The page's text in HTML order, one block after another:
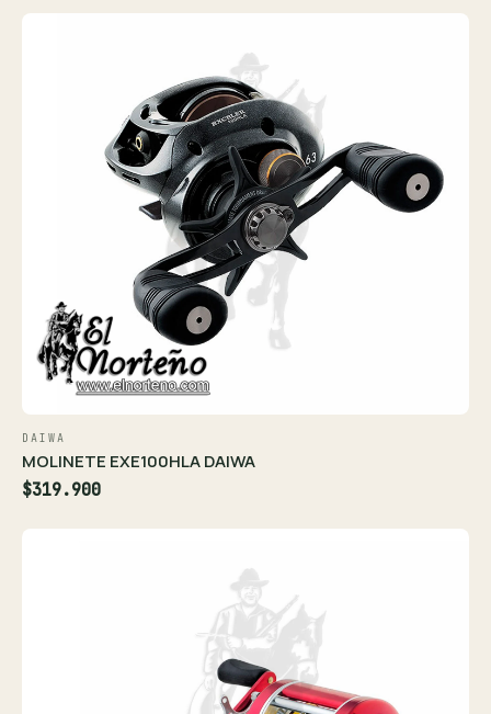
DAIWA
MOLINETE EXE100HLA DAIWA
$319.900